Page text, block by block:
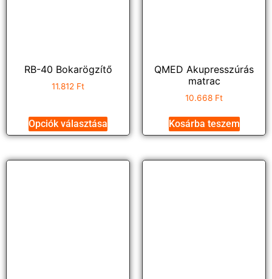
RB-40 Bokarögzítő
11.812 Ft
Opciók választása
QMED Akupresszúrás
matrac
10.668 Ft
Kosárba teszem